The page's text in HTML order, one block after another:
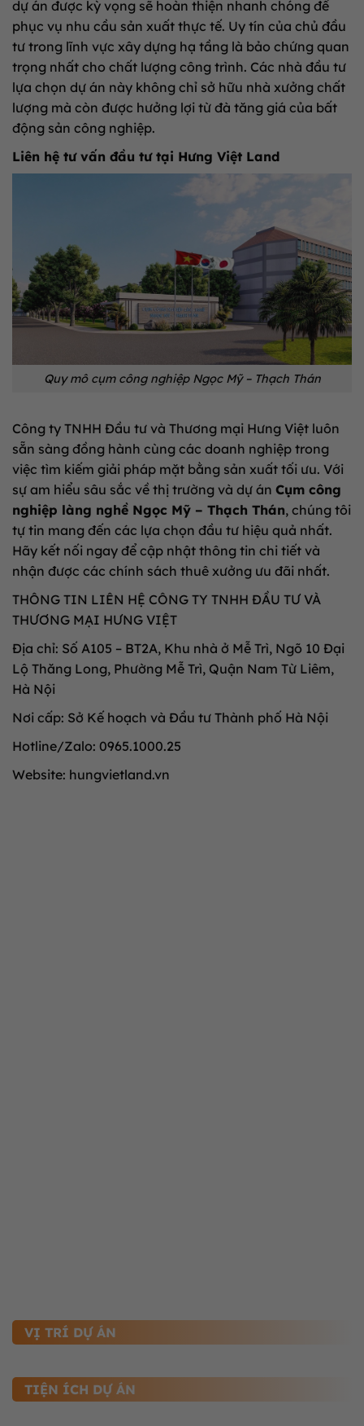
dự án được kỳ vọng sẽ hoàn thiện nhanh chóng để
phục vụ nhu cầu sản xuất thực tế. Uy tín của chủ đầu
tư trong lĩnh vực xây dựng hạ tầng là bảo chứng quan
trọng nhất cho chất lượng công trình. Các nhà đầu tư
lựa chọn dự án này không chỉ sở hữu nhà xưởng chất
lượng mà còn được hưởng lợi từ đà tăng giá của bất
động sản công nghiệp.
Liên hệ tư vấn đầu tư tại Hưng Việt Land
Quy mô cụm công nghiệp Ngọc Mỹ – Thạch Thán
Công ty TNHH Đầu tư và Thương mại Hưng Việt luôn
sẵn sàng đồng hành cùng các doanh nghiệp trong
việc tìm kiếm giải pháp mặt bằng sản xuất tối ưu. Với
sự am hiểu sâu sắc về thị trường và dự án Cụm công
nghiệp làng nghề Ngọc Mỹ – Thạch Thán, chúng tôi
tự tin mang đến các lựa chọn đầu tư hiệu quả nhất.
Hãy kết nối ngay để cập nhật thông tin chi tiết và
nhận được các chính sách thuê xưởng ưu đãi nhất.
THÔNG TIN LIÊN HỆ CÔNG TY TNHH ĐẦU TƯ VÀ
THƯƠNG MẠI HƯNG VIỆT
Địa chỉ: Số A105 – BT2A, Khu nhà ở Mễ Trì, Ngõ 10 Đại
Lộ Thăng Long, Phường Mễ Trì, Quận Nam Từ Liêm,
Hà Nội
Nơi cấp: Sở Kế hoạch và Đầu tư Thành phố Hà Nội
Hotline/Zalo: 0965.1000.25
Website: hungvietland.vn
VỊ TRÍ DỰ ÁN
TIỆN ÍCH DỰ ÁN